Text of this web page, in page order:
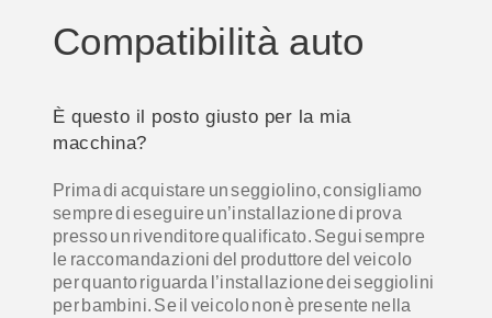
Compatibilità auto
È questo il posto giusto per la mia
macchina?
Prima di acquistare un seggiolino, consigliamo
sempre di eseguire un’installazione di prova
presso un rivenditore qualificato. Segui sempre
le raccomandazioni del produttore del veicolo
per quanto riguarda l’installazione dei seggiolini
per bambini. Se il veicolo non è presente nella